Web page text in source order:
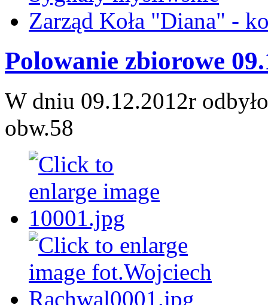
Zarząd Koła "Diana" -
Polowanie zbiorowe
W dniu 09.12.2012r
obw.58